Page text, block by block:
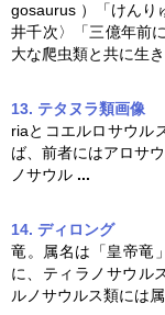
gosaurus ）「けんり
井千次〉「三億年前に
大な爬虫類と共に生き
13. テタヌラ類画像
riaとコエルロサウル
ば、前者にはアロサ
ノサウル ...
14. ディロング
竜。属名は「皇帝竜
に、ティラノサウル
ルノサウルス類には